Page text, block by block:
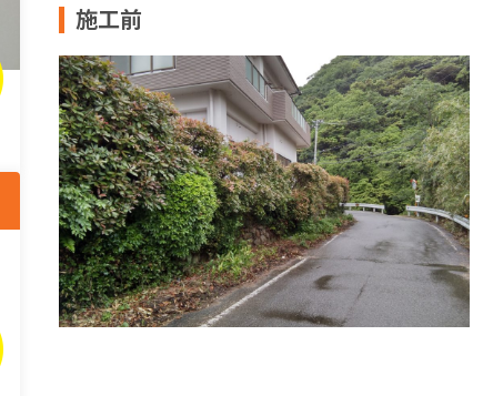
施工前